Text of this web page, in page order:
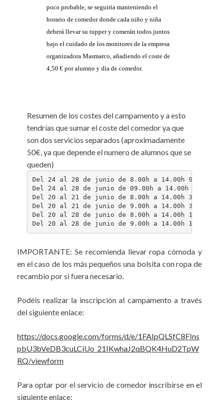
poco probable, se seguiría manteniendo el
horario de comedor donde cada niño y niña
deberá llevar su tupper y comerán todos juntos
bajo el cuidado de los monitores de la empresa
organizadora Masmarco, añadiendo el coste de
4,50 € por alumno y día de comedor.
Resumen de los costes del campamento y a esto
tendrías que sumar el coste del comedor ya que
son dos servicios separados (aproximadamente
50€, ya que depende el numero de alumnos que se
queden)
Del 24 al 28 de junio de 8.00h a 14.00h 90
Del 24 al 28 de junio de 09.00h a 14.00h 75
Del 20 al 21 de junio de 8.00h a 14.00h 36
Del 20 al 21 de junio de 9.00h a 14.00h 30
Del 20 al 28 de junio de 8.00h a 14.00h 126
Del 20 al 28 de junio de 9.00h a 14.00h 105
IMPORTANTE: Se recomienda llevar ropa cómoda y
en el caso de los más pequeños una bolsita con ropa de
recambio por si fuera necesario.
Podéis realizar la inscripción al campamento a través
del siguiente enlace:
https://docs.google.com/forms/d/e/1FAIpQLSfC8FIns
pbU3bVeDB3cuLCiUo_21IKwhaJ2qBQK4HuD2TpW
RQ/viewform
Para optar por el servicio de comedor inscribirse en el
siguiente enlace: